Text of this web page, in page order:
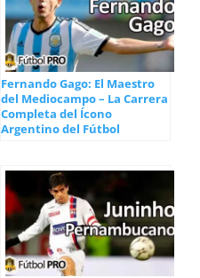
Fernando Gago: El Maestro
del Mediocampo – La Carrera
Completa del Ícono
Argentino del Fútbol